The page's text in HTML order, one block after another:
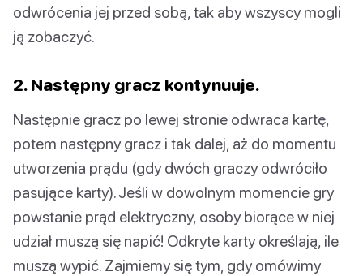
odwrócenia jej przed sobą, tak aby wszyscy mogli
ją zobaczyć.
2. Następny gracz kontynuuje.
Następnie gracz po lewej stronie odwraca kartę,
potem następny gracz i tak dalej, aż do momentu
utworzenia prądu (gdy dwóch graczy odwróciło
pasujące karty). Jeśli w dowolnym momencie gry
powstanie prąd elektryczny, osoby biorące w niej
udział muszą się napić! Odkryte karty określają, ile
muszą wypić. Zajmiemy się tym, gdy omówimy